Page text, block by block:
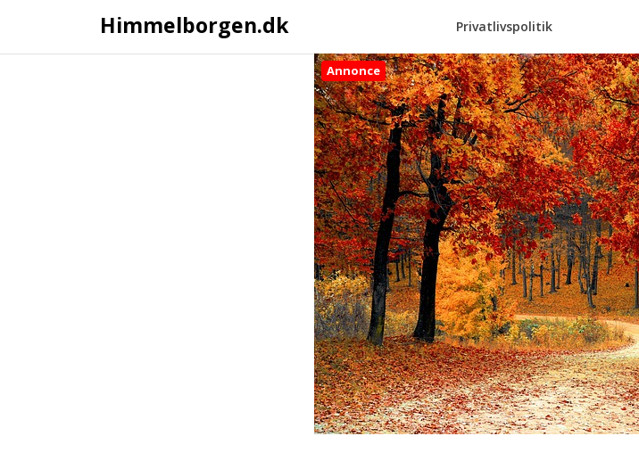
Himmelborgen.dk Privatlivspolitik
Annonce